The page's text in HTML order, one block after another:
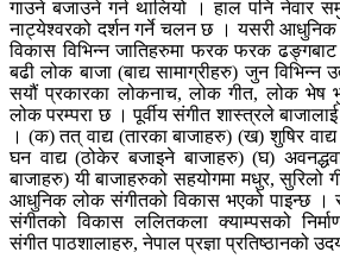
गाउने बजाउने गर्न थालियो । हाल पनि नेवार
नाट्येश्वरको दर्शन गर्ने चलन छ । यसरी
विकास विभिन्न जातिहरुमा फरक फरक
बढी लोक बाजा (बाद्य सामाग्रीहरु) जुन विभिन्न
सयौं प्रकारका लोकनाच, लोक गीत, लोक भेष
लोक परम्परा छ । पूर्वीय संगीत शास्त्रले
। (क) तत् वाद्य (तारका बाजाहरु) (ख) शुषिर
घन वाद्य (ठोकेर बजाइने बाजाहरु) (घ)
बाजाहरु) यी बाजाहरुको सहयोगमा मधुर, सुरिलो
आधुनिक लोक संगीतको विकास भएको पाइन्छ ।
संगीतको विकास ललितकला क्याम्पसको
संगीत पाठशालाहरु, नेपाल प्रज्ञा प्रतिष्ठानको